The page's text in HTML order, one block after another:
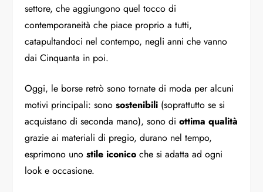
settore, che aggiungono quel tocco di
contemporaneità che piace proprio a tutti,
catapultandoci nel contempo, negli anni che vanno
dai Cinquanta in poi.
Oggi, le borse retrò sono tornate di moda per alcuni
motivi principali: sonosostenibili (soprattutto se si
acquistano di seconda mano), sono diottima qualità
grazie ai materiali di pregio, durano nel tempo,
esprimono unostile iconico che si adatta ad ogni
look e occasione.